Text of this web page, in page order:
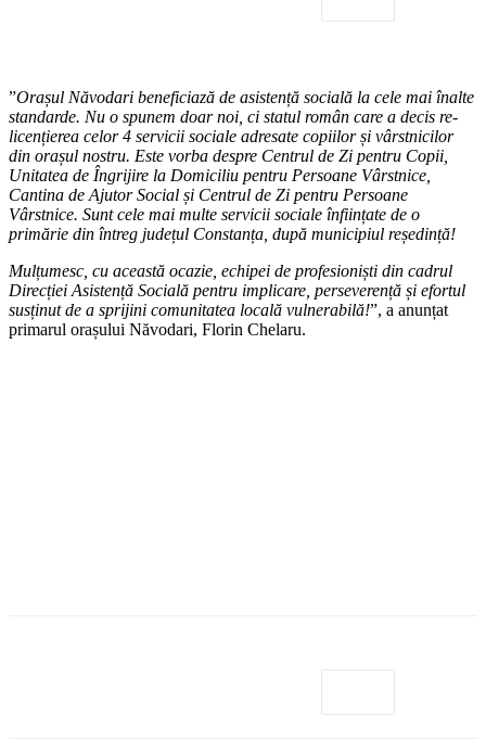
”Orașul Năvodari beneficiază de asistență socială la cele mai înalte
standarde. Nu o spunem doar noi, ci statul român care a decis re-
licențierea celor 4 servicii sociale adresate copiilor și vârstnicilor
din orașul nostru. Este vorba despre Centrul de Zi pentru Copii,
Unitatea de Îngrijire la Domiciliu pentru Persoane Vârstnice,
Cantina de Ajutor Social și Centrul de Zi pentru Persoane
Vârstnice. Sunt cele mai multe servicii sociale înființate de o
primărie din întreg județul Constanța, după municipiul reședință!
Mulțumesc, cu această ocazie, echipei de profesioniști din cadrul
Direcției Asistență Socială pentru implicare, perseverență și efortul
susținut de a sprijini comunitatea locală vulnerabilă!”, a anunțat
primarul orașului Năvodari, Florin Chelaru.